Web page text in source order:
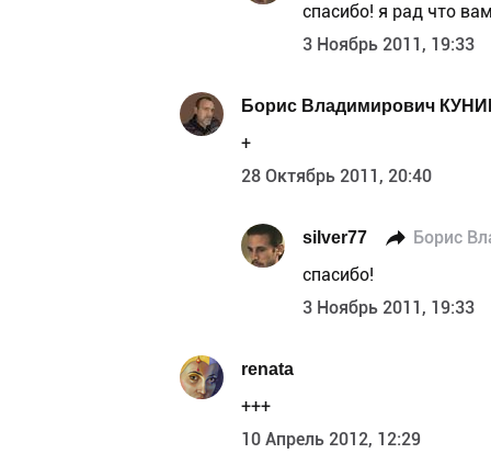
спасибо! я рад что
3 Ноябрь 2011, 19:33
Борис Владимирович
+
28 Октябрь 2011, 20:40
silver77 Борис
спасибо!
3 Ноябрь 2011, 19:33
renata
+++
10 Апрель 2012, 12:29